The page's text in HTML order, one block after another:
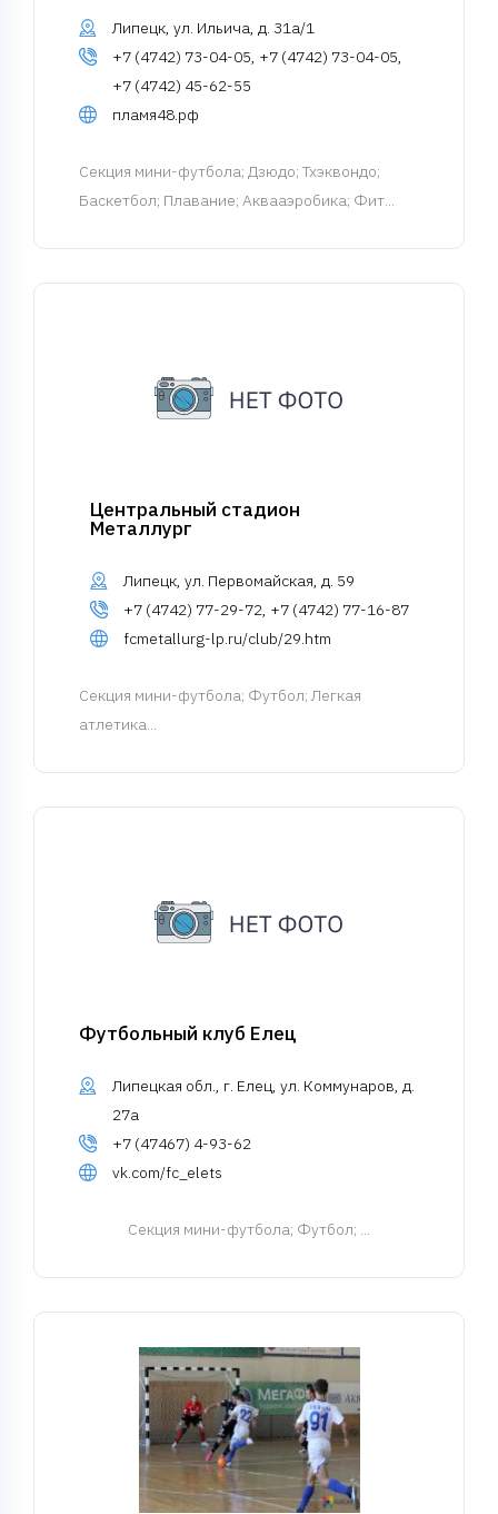
Липецк, ул. Ильича, д. 31а/1
+7 (4742) 73-04-05, +7 (4742) 73-04-05,
+7 (4742) 45-62-55
пламя48.рф
Cекция мини-футбола; Дзюдо; Тхэквондо;
Баскетбол; Плавание; Аквааэробика; Фит...
Центральный стадион
Металлург
Липецк, ул. Первомайская, д. 59
+7 (4742) 77-29-72, +7 (4742) 77-16-87
fcmetallurg-lp.ru/club/29.htm
Cекция мини-футбола; Футбол; Легкая
атлетика...
Футбольный клуб Елец
Липецкая обл., г. Елец, ул. Коммунаров, д.
27а
+7 (47467) 4-93-62
vk.com/fc_elets
Cекция мини-футбола; Футбол; ...